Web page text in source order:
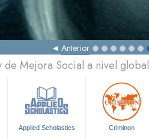
Anterior
de Mejora Social a nivel global
Applied Scholastics Criminon